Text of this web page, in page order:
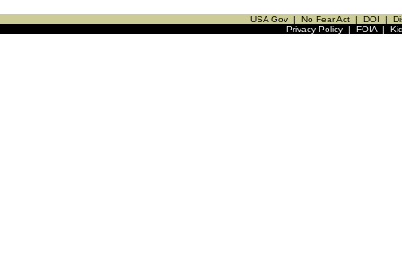
USA Gov | No Fear Act | DOI |
Privacy Policy| FOIA|